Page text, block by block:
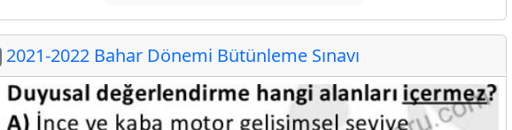
2021-2022 Bahar Dönemi Bütünleme Sınavı